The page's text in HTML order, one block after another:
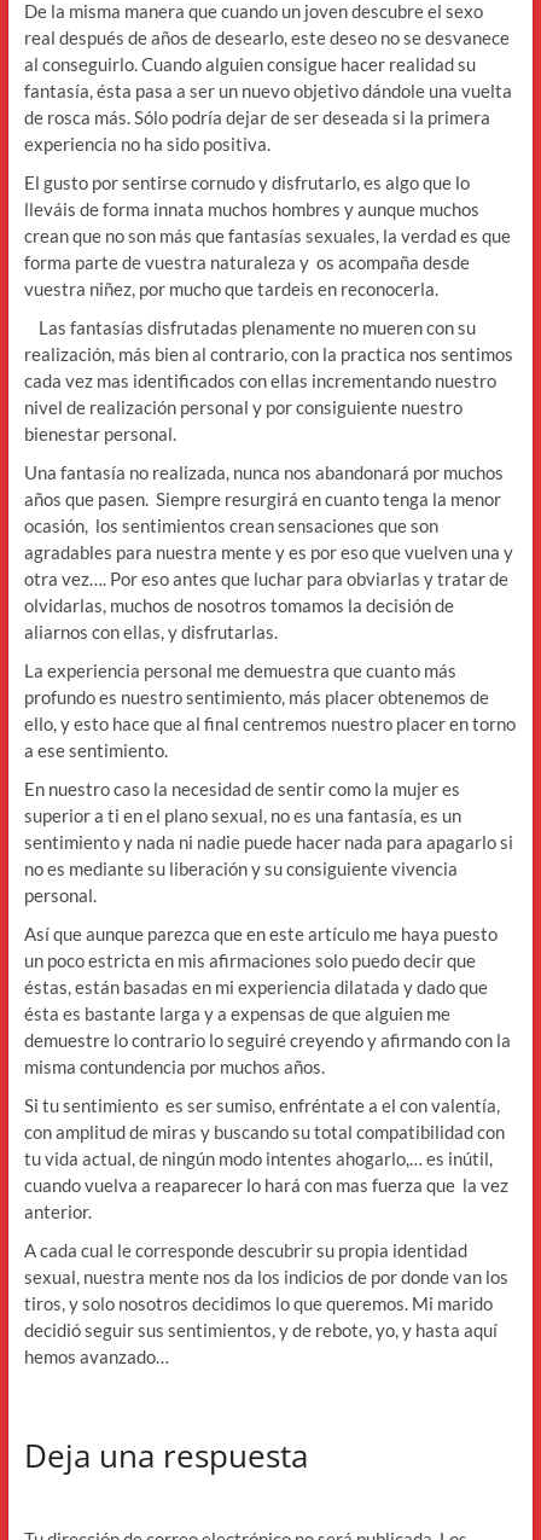
De la misma manera que cuando un joven descubre el sexo
real después de años de desearlo, este deseo no se desvanece
al conseguirlo. Cuando alguien consigue hacer realidad su
fantasía, ésta pasa a ser un nuevo objetivo dándole una vuelta
de rosca más. Sólo podría dejar de ser deseada si la primera
experiencia no ha sido positiva.
El gusto por sentirse cornudo y disfrutarlo, es algo que lo
lleváis de forma innata muchos hombres y aunque muchos
crean que no son más que fantasías sexuales, la verdad es que
forma parte de vuestra naturaleza y os acompaña desde
vuestra niñez, por mucho que tardeis en reconocerla.
Las fantasías disfrutadas plenamente no mueren con su
realización, más bien al contrario, con la practica nos sentimos
cada vez mas identificados con ellas incrementando nuestro
nivel de realización personal y por consiguiente nuestro
bienestar personal.
Una fantasía no realizada, nunca nos abandonará por muchos
años que pasen. Siempre resurgirá en cuanto tenga la menor
ocasión, los sentimientos crean sensaciones que son
agradables para nuestra mente y es por eso que vuelven una y
otra vez…. Por eso antes que luchar para obviarlas y tratar de
olvidarlas, muchos de nosotros tomamos la decisión de
aliarnos con ellas, y disfrutarlas.
La experiencia personal me demuestra que cuanto más
profundo es nuestro sentimiento, más placer obtenemos de
ello, y esto hace que al final centremos nuestro placer en torno
a ese sentimiento.
En nuestro caso la necesidad de sentir como la mujer es
superior a ti en el plano sexual, no es una fantasía, es un
sentimiento y nada ni nadie puede hacer nada para apagarlo si
no es mediante su liberación y su consiguiente vivencia
personal.
Así que aunque parezca que en este artículo me haya puesto
un poco estricta en mis afirmaciones solo puedo decir que
éstas, están basadas en mi experiencia dilatada y dado que
ésta es bastante larga y a expensas de que alguien me
demuestre lo contrario lo seguiré creyendo y afirmando con la
misma contundencia por muchos años.
Si tu sentimiento es ser sumiso, enfréntate a el con valentía,
con amplitud de miras y buscando su total compatibilidad con
tu vida actual, de ningún modo intentes ahogarlo,… es inútil,
cuando vuelva a reaparecer lo hará con mas fuerza que la vez
anterior.
A cada cual le corresponde descubrir su propia identidad
sexual, nuestra mente nos da los indicios de por donde van los
tiros, y solo nosotros decidimos lo que queremos. Mi marido
decidió seguir sus sentimientos, y de rebote, yo, y hasta aquí
hemos avanzado…
Deja una respuesta